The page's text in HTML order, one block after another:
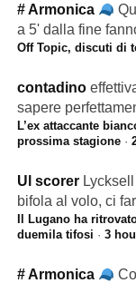
# Armonica
a 5' dalla fine
Off Topic, discuti di
contadino
sapere
L’ex attaccante
prossima stagione·
Ul scorer
bifola al volo, ci
Il Lugano ha
duemila tifosi · 3
# Armonica